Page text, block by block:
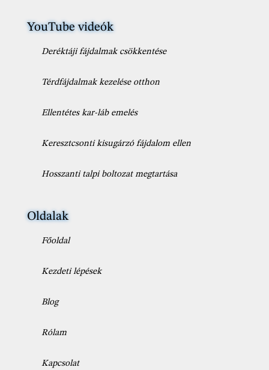
YouTube videók
Deréktáji fájdalmak csökkentése
Térdfájdalmak kezelése otthon
Ellentétes kar-láb emelés
Keresztcsonti kisugárzó fájdalom ellen
Hosszanti talpi boltozat megtartása
Oldalak
Főoldal
Kezdeti lépések
Blog
Rólam
Kapcsolat